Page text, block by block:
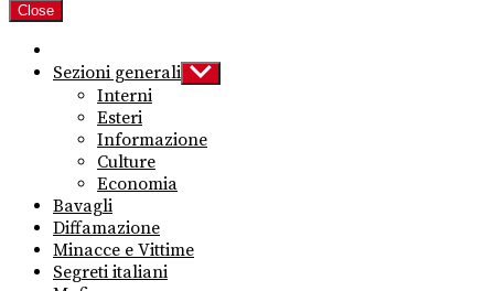
Close
Sezioni generali Show
sub
Interni
Esteri
Informazione
Culture
Economia
Bavagli
Diffamazione
Minacce e Vittime
Segreti italiani